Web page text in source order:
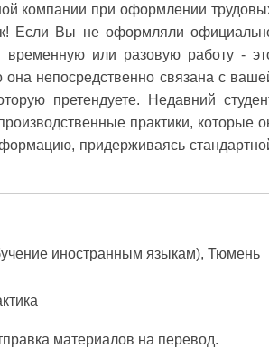
компании при оформлении
Если Вы не оформляли
или разовую работу -
она непосредственно связана с
претендуете. Недавний
практики, которые
придерживаясь
иностранным языкам), Тюмень
материалов на перевод.